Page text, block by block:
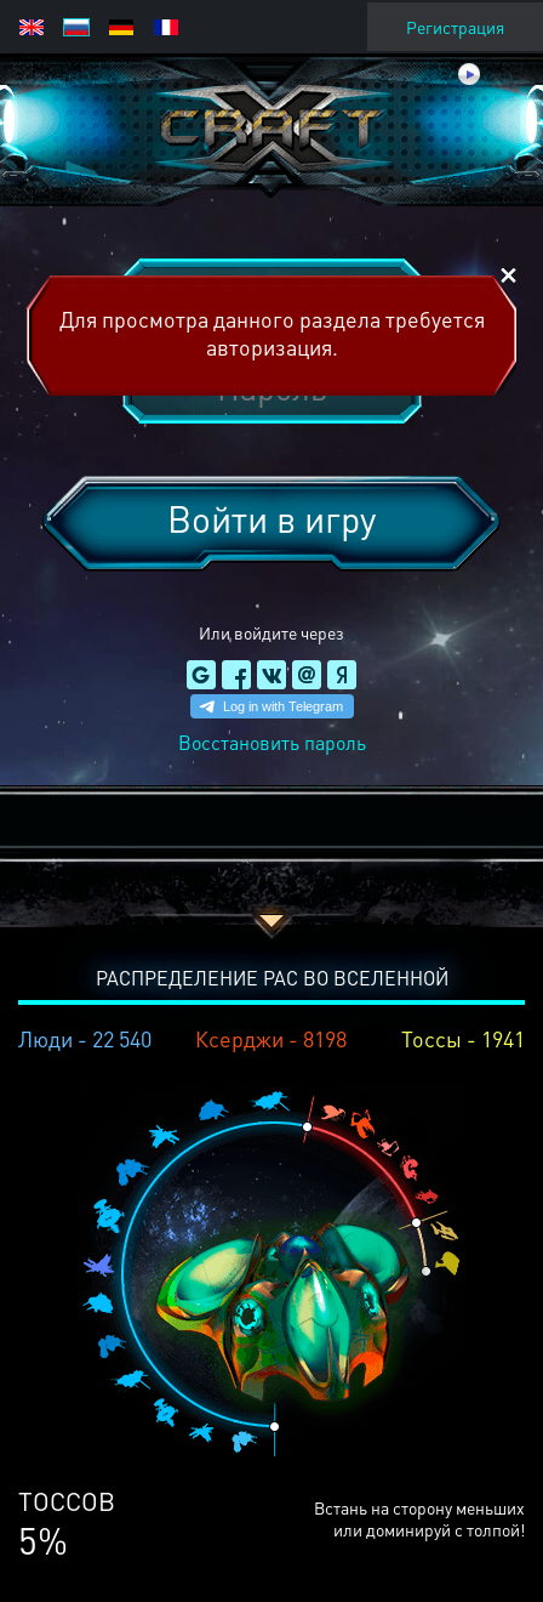
Регистрация
Или войдите через
Войти в игру
Восстановить пароль
Для просмотра данного раздела требуется
авторизация.
РАСПРЕДЕЛЕНИЕ РАС ВО ВСЕЛЕННОЙ
Люди - 22 540 Ксерджи - 8198 Тоссы - 1941
ЛЮДЕЙ
68%
Встань на сторону меньших
или доминируй с толпой!